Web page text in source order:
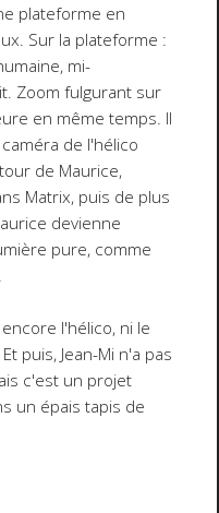
plateforme en
Sur la plateforme :
mi-
Zoom fulgurant sur
en même temps. Il
de l'hélico
de Maurice,
Matrix, puis de plus
devienne
pure, comme
l'hélico, ni le
puis, Jean-Mi n'a pas
c'est un projet
un épais tapis de